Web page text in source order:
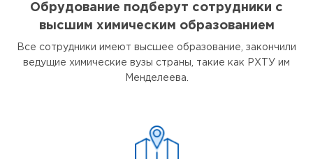
Обрудование подберут сотрудники с
высшим химическим образованием
Все сотрудники имеют высшее образование, закончили
ведущие химические вузы страны, такие как РХТУ им
Менделеева.